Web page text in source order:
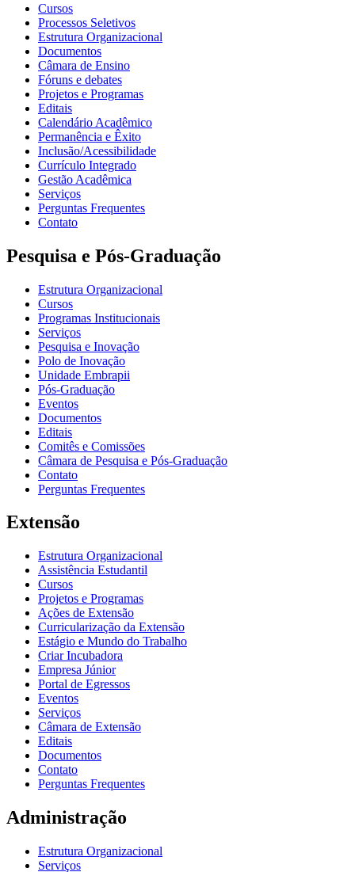
Cursos
Processos Seletivos
Estrutura Organizacional
Documentos
Câmara de Ensino
Fóruns e debates
Projetos e Programas
Editais
Calendário Acadêmico
Permanência e Êxito
Inclusão/Acessibilidade
Currículo Integrado
Gestão Acadêmica
Serviços
Perguntas Frequentes
Contato
Pesquisa e Pós-Graduação
Estrutura Organizacional
Cursos
Programas Institucionais
Serviços
Pesquisa e Inovação
Polo de Inovação
Unidade Embrapii
Pós-Graduação
Eventos
Documentos
Editais
Comitês e Comissões
Câmara de Pesquisa e Pós-Graduação
Contato
Perguntas Frequentes
Extensão
Estrutura Organizacional
Assistência Estudantil
Cursos
Projetos e Programas
Ações de Extensão
Curricularização da Extensão
Estágio e Mundo do Trabalho
Criar Incubadora
Empresa Júnior
Portal de Egressos
Eventos
Serviços
Câmara de Extensão
Editais
Documentos
Contato
Perguntas Frequentes
Administração
Estrutura Organizacional
Serviços